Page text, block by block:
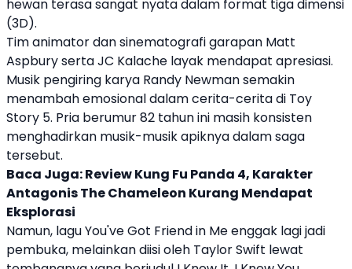
hewan terasa sangat nyata dalam format tiga dimensi
(3D).
Tim animator dan sinematografi garapan Matt
Aspbury serta JC Kalache layak mendapat apresiasi.
Musik pengiring karya Randy Newman semakin
menambah emosional dalam cerita-cerita di Toy
Story 5. Pria berumur 82 tahun ini masih konsisten
menghadirkan musik-musik apiknya dalam saga
tersebut.
Baca Juga:Review Kung Fu Panda 4, Karakter
Antagonis The Chameleon Kurang Mendapat
Eksplorasi
Namun, lagu You've Got Friend in Me enggak lagi jadi
pembuka, melainkan diisi oleh Taylor Swift lewat